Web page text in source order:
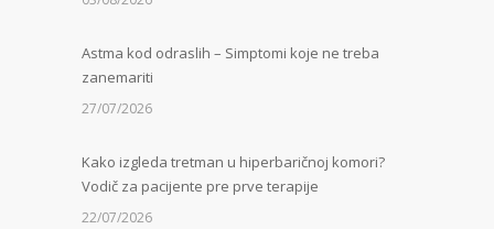
Astma kod odraslih – Simptomi koje ne treba
zanemariti
27/07/2026
Kako izgleda tretman u hiperbaričnoj komori?
Vodič za pacijente pre prve terapije
22/07/2026